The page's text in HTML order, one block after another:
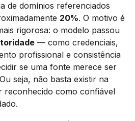
de domínios referenciados
20%. O motivo é
rigorosa: o modelo passou
— como credenciais,
profissional e consistência
se uma fonte merece ser
seja, não basta existir na
reconhecido como confiável